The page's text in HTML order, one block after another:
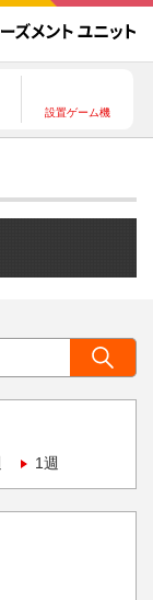
設置ゲーム機
1週